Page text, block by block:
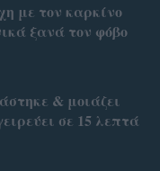
με τον καρκίνο
ξανά τον φόβο
& μοιάζει
σε 15 λεπτά